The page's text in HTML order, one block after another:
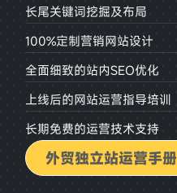
长尾关键词挖掘及布局
100%定制营销网站设计
全面细致的站内SEO优化
上线后的网站运营指导培训
长期免费的运营技术支持
外贸独立站运营手册